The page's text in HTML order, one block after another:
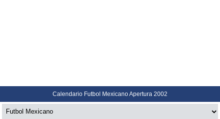
Calendario Futbol Mexicano Apertura 2002